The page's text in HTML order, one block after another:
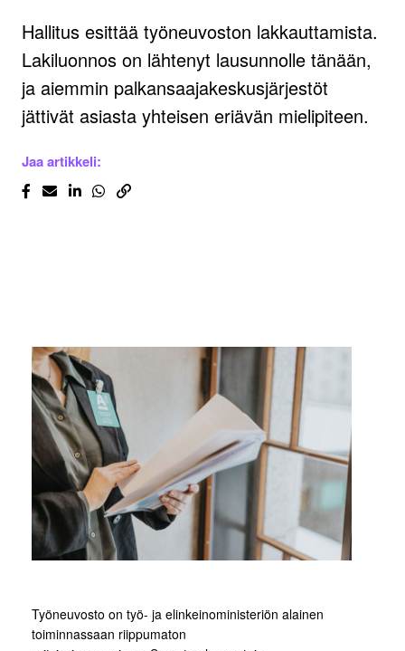
Hallitus esittää työneuvoston lakkauttamista.
Lakiluonnos on lähtenyt lausunnolle tänään,
ja aiemmin palkansaajakeskusjärjestöt
jättivät asiasta yhteisen eriävän mielipiteen.
Jaa artikkeli:
Työneuvosto on työ- ja elinkeinoministeriön alainen
toiminnassaan riippumaton